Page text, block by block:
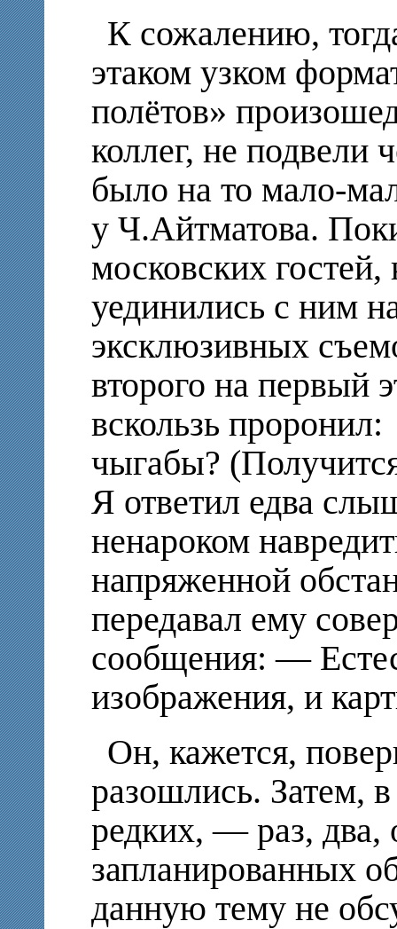
К сожалению,
этаком узком
полётов»
коллег, не подвели
было на то мало-
у Ч.Айтматова.
московских гостей,
уединились с ним
эксклюзивных
второго на первый
вскользь
чыгабы?
Я ответил едва
ненароком
напряженной
передавал ему
сообщения: —
изображения, и
Он, кажется,
разошлись. Затем,
редких, — раз, два,
запланированных
данную тему не